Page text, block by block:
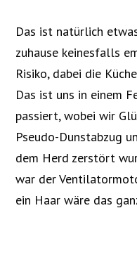
Das ist natürlich
zuhause keinesfalls
Risiko, dabei die
Das ist uns in einem
passiert, wobei wir
Pseudo-Dunstabzug
dem Herd zerstört
war der
ein Haar wäre das